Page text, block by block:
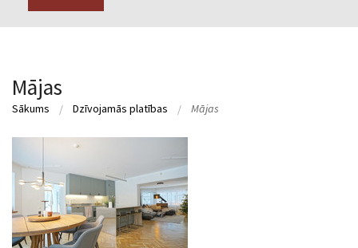
Mājas
Sākums Dzīvojamās platības Mājas